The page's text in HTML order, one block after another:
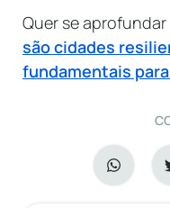
Quer se
são cidades
fundamentais